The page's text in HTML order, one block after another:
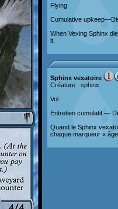
Flying
Cumulative
When Vexing Sphinx
it.
Sphinx vexatoire
Créature : sphinx
Vol
Entretien cumulatif —
Quand le Sphinx
chaque marqueur «